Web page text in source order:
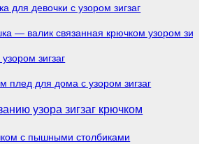
для девочки с узором зигзаг
— валик связанная крючком узором
зигзаг
плед для дома с узором зигзаг
узора зигзаг крючком
с пышными столбиками